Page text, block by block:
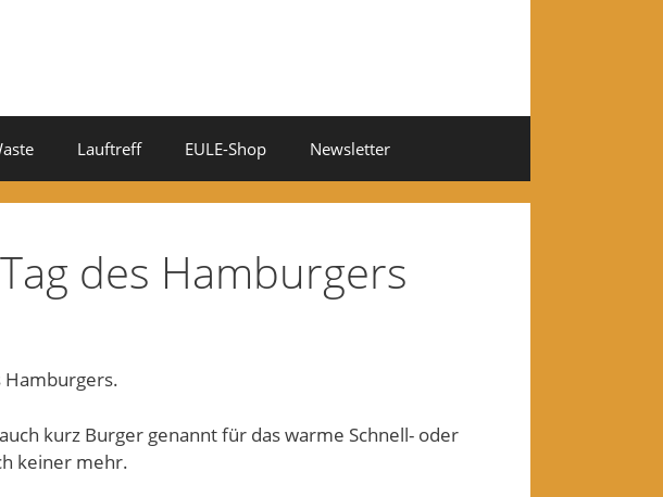
Lauftreff EULE-Shop Newsletter
des Hamburgers
Hamburgers.
kurz Burger genannt für das warme Schnell- oder
keiner mehr.